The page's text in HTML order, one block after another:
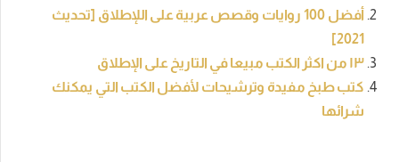
أفضل 100 روايات وقصص عربية على اللإطلاق [تحديث
2021]
١٣ من اكثر الكتب مبيعا في التاريخ على الإطلاق
كتب طبخ مفيدة وترشيحات لأفضل الكتب التي يمكنك
شرائها